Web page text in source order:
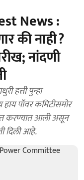
News :
की नाही?
नांदणी
हत्ती पुन्हा
हाय पॉवर कमिटीसमोर
करण्यात आली असून
दिली आहे.